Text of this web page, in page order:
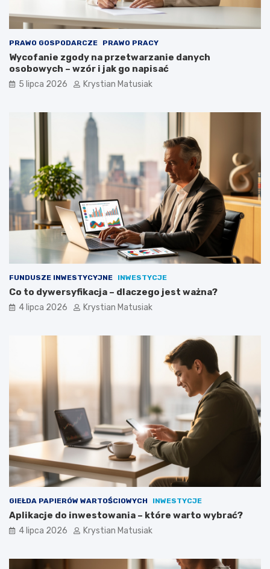
PRAWO GOSPODARCZE PRAWO PRACY
Wycofanie zgody na przetwarzanie danych
osobowych – wzór i jak go napisać
5 lipca 2026 Krystian Matusiak
FUNDUSZE INWESTYCYJNE INWESTYCJE
Co to dywersyfikacja – dlaczego jest ważna?
4 lipca 2026 Krystian Matusiak
GIEŁDA PAPIERÓW WARTOŚCIOWYCH INWESTYCJE
Aplikacje do inwestowania – które warto wybrać?
4 lipca 2026 Krystian Matusiak